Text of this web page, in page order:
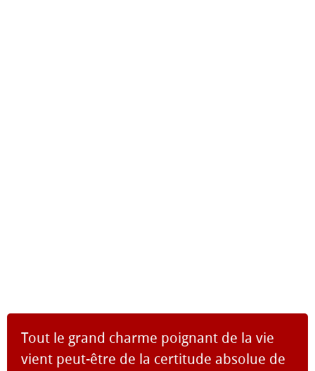
Tout le grand charme poignant de la vie
vient peut-être de la certitude absolue de